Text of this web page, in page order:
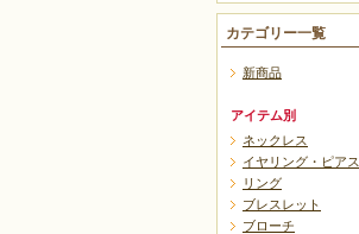
カテゴリー一覧
新商品
アイテム別
ネックレス
イヤリング・ピアス
リング
ブレスレット
ブローチ